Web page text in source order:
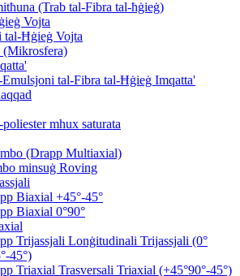
(Trab tal-Fibra tal-ħġieġ)
Vojta
tal-Ħġieġ Vojta
(Mikrosfera)
tal-Fibra tal-Ħġieġ Imqatta'
mhux saturata
(Drapp Multiaxial)
minsuġ Roving
Biaxial +45°-45°
Biaxial 0°90°
Trijassjali Lonġitudinali Trijassjali (0°
45°)
Triaxial Trasversali Triaxial (+45°90°-45°)